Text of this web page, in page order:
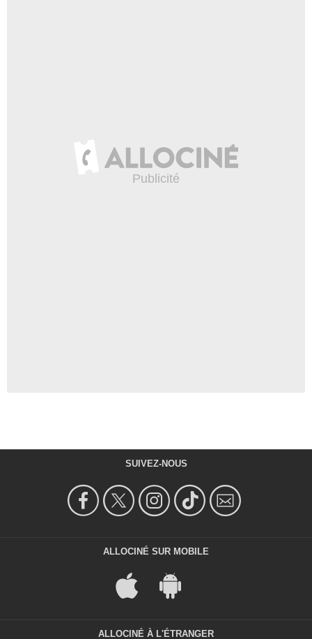
SUIVEZ-NOUS
ALLOCINÉ SUR MOBILE
ALLOCINÉ À L'ÉTRANGER